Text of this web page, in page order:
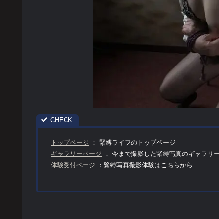
トップページ ： 緊縛ライフのトップページ
ギャラリーページ ： 今まで撮影した緊縛写真のギャラリ
体験受付ページ ：緊縛写真撮影体験はこちらから